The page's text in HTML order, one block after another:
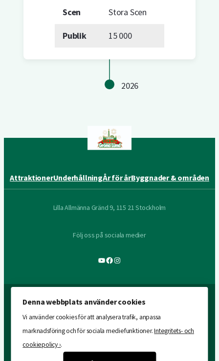
Scen Stora Scen
Publik 15 000
2026
AttraktionerUnderhållningÅr för årByggnader & områden
Lilla Allmänna Gränd 9, 115 21 Stockholm
Följ oss på sociala medier
YouTube
Facebook
Instagram
Denna webbplats använder cookies
Vi använder cookies för att analysera trafik, anpassa
marknadsföring och för sociala mediefunktioner.Integritets- och
cookiepolicy ›.